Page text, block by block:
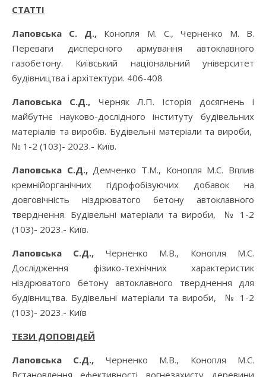
СТАТТІ
Лаповська С. Д., Конопля М. С., Черненко М. В.
Переваги дисперсного армування автоклавного
газобетону. Київський національний університет
будівництва і архітектури. 406-408
Лаповська С.Д., Черняк Л.П. Історія досягнень і
майбутнє науково-дослідного інституту будівельних
матеріалів та виробів. Будівельні матеріали та вироби,
№ 1-2 (103)- 2023.- Київ.
Лаповська С.Д.,Демченко Т.М., Конопля М.С. Вплив
кремнійорганічних гідрофобізуючих добавок на
довговічність ніздрюватого бетону автоклавного
тверднення. Будівельні матеріали та вироби, № 1-2
(103)- 2023.- Київ.
Лаповська С.Д., Черненко М.В., Конопля М.С.
Дослідження фізико-технічних характеристик
ніздрюватого бетону автоклавного тверднення для
будівництва. Будівельні матеріали та вироби, № 1-2
(103)- 2023.- Київ
ТЕЗИ ДОПОВІДЕЙ
Лаповська С.Д., Черненко М.В., Конопля М.С.